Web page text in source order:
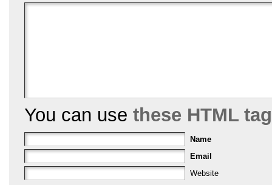
You can use these HTML
Name
Email
Website